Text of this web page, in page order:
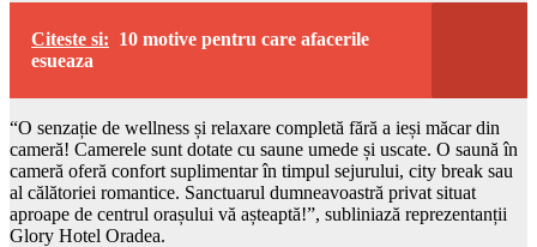
Citeste si: 10 motive pentru care afacerile
esueaza
“O senzație de wellness și relaxare completă fără a ieși măcar din
cameră! Camerele sunt dotate cu saune umede și uscate. O saună în
cameră oferă confort suplimentar în timpul sejurului, city break sau
al călătoriei romantice. Sanctuarul dumneavoastră privat situat
aproape de centrul orașului vă așteaptă!”, subliniază reprezentanții
Glory Hotel Oradea.